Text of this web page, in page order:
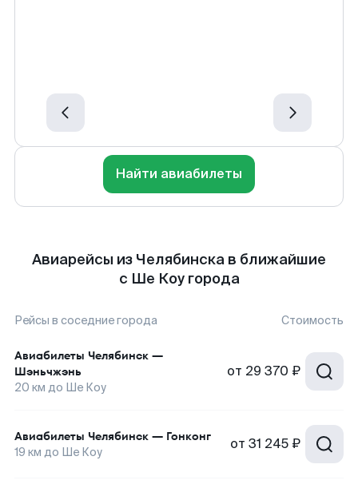
Найти авиабилеты
Авиарейсы из Челябинска в ближайшие
с Ше Коу города
Рейсы в соседние города Стоимость
Авиабилеты Челябинск —
Шэньчжэнь
20 км до Ше Коу
от 29 370 ₽
Авиабилеты Челябинск — Гонконг
19 км до Ше Коу от 31 245 ₽